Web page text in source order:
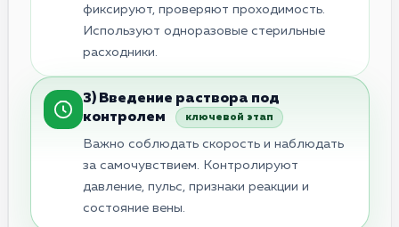
фиксируют, проверяют проходимость.
Используют одноразовые стерильные
расходники.
3) Введение раствора под
контролем
ключевой этап
Важно соблюдать скорость и наблюдать
за самочувствием. Контролируют
давление, пульс, признаки реакции и
состояние вены.